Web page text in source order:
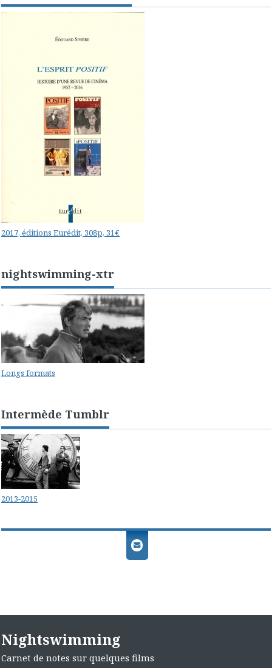
2017, éditions Eurédit, 308p, 31€
nightswimming-xtr
Longs formats
Intermède Tumblr
2013-2015
Nightswimming
Carnet de notes sur quelques films